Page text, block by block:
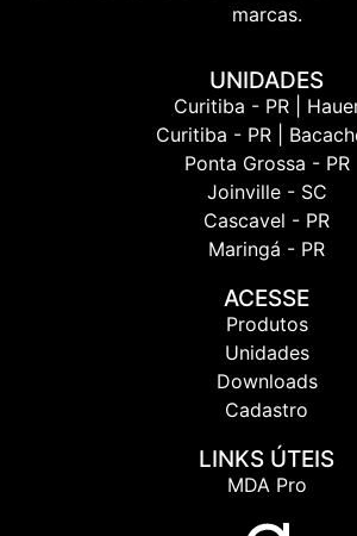
marcas.
UNIDADES
Curitiba - PR |
Curitiba - PR |
Ponta Grossa - PR
Joinville - SC
Cascavel - PR
Maringá - PR
ACESSE
Produtos
Unidades
Downloads
Cadastro
LINKS ÚTEIS
MDA Pro